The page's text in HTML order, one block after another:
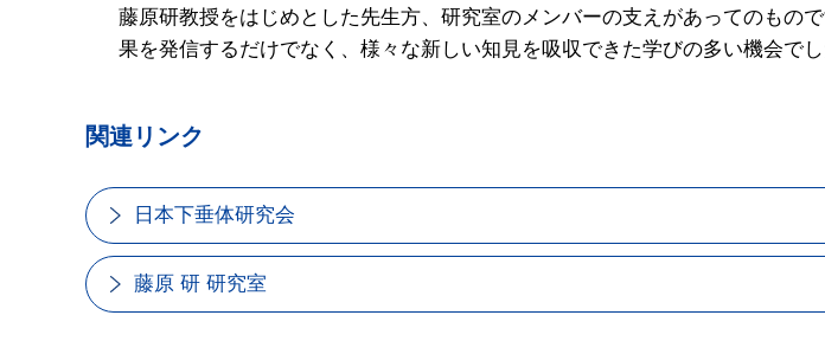
藤原研教授をはじめとした先生方、研究室のメンバーの支えがあってのもの
果を発信するだけでなく、様々な新しい知見を吸収できた学びの多い機会で
関連リンク
日本下垂体研究会
藤原 研 研究室